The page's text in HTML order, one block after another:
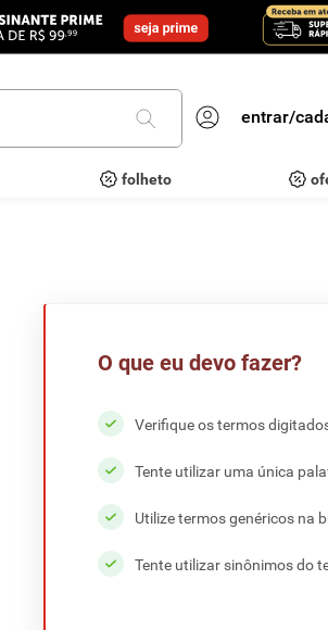
entrar/
folheto
O que eu devo fazer?
Verifique os termos
Tente utilizar uma única
Utilize termos genéricos na
Tente utilizar sinônimos do